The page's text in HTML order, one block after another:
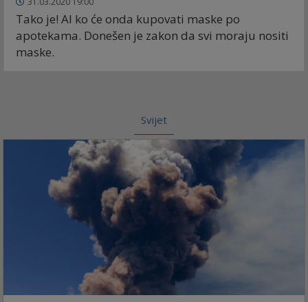
Tako je! Al ko će onda kupovati maske po
apotekama. Donešen je zakon da svi moraju nositi
maske.
Svijet